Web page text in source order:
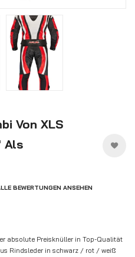
Von XLS
Als
BEWERTUNGEN ANSEHEN
Preisknüller in Top-Qualität
Rindsleder in schwarz / rot / weiß